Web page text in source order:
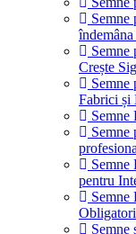
Semne
îndemâna
Semne
Crește
Semne
Fabrici și
Semne
Semne
Semne
pentru
Semne
Semne